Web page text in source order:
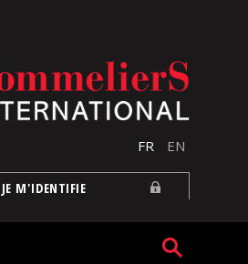
FR EN
JE M'IDENTIFIE